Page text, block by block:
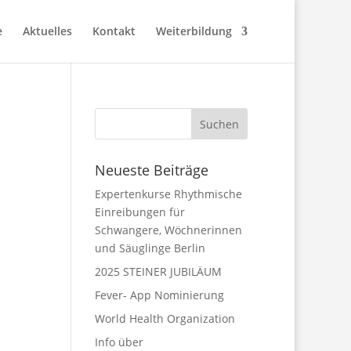
Aktuelles Kontakt Weiterbildung
Neueste Beiträge
Expertenkurse Rhythmische
Einreibungen für
Schwangere, Wöchnerinnen
und Säuglinge Berlin
2025 STEINER JUBILÄUM
Fever- App Nominierung
World Health Organization
Info über